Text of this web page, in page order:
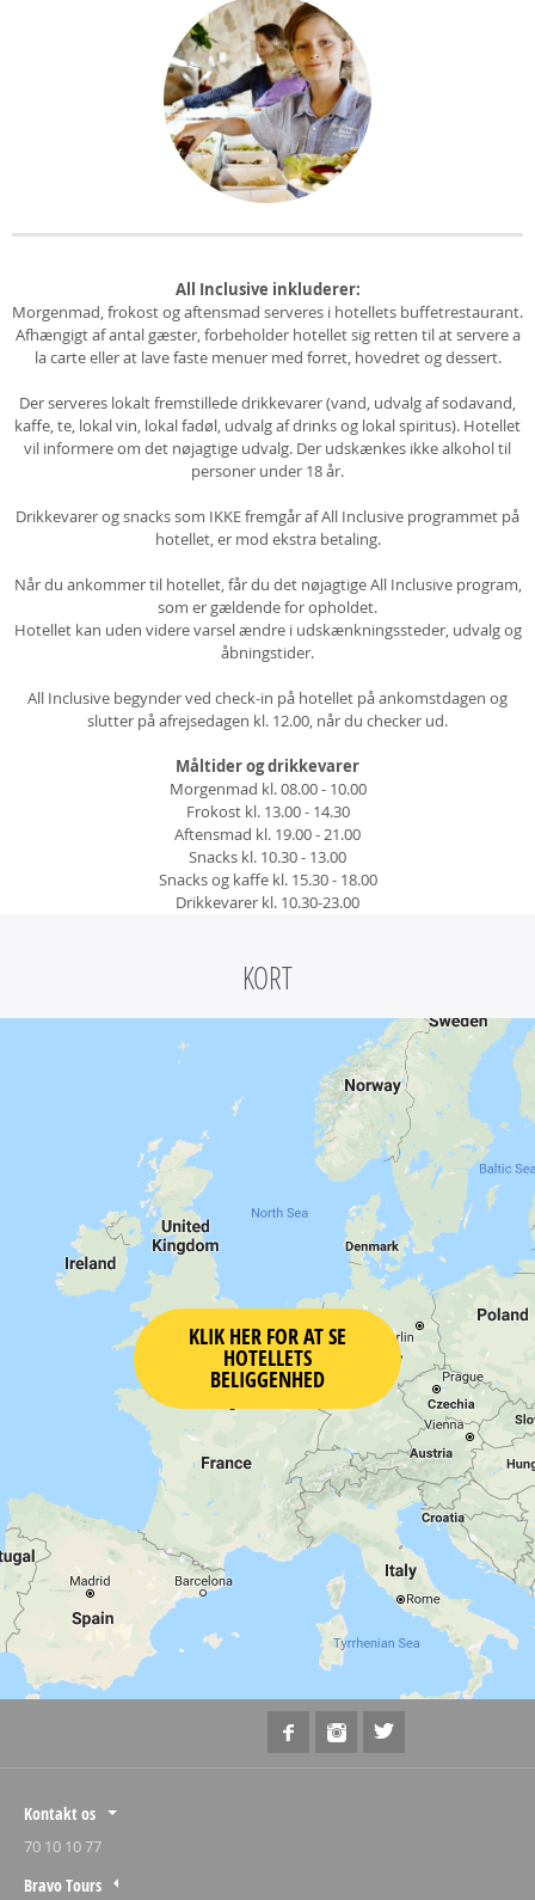
All Inclusive inkluderer:
Morgenmad, frokost og aftensmad serveres i hotellets buffetrestaurant.
Afhængigt af antal gæster, forbeholder hotellet sig retten til at servere a
la carte eller at lave faste menuer med forret, hovedret og dessert.
Der serveres lokalt fremstillede drikkevarer (vand, udvalg af sodavand,
kaffe, te, lokal vin, lokal fadøl, udvalg af drinks og lokal spiritus). Hotellet
vil informere om det nøjagtige udvalg. Der udskænkes ikke alkohol til
personer under 18 år.
Drikkevarer og snacks som IKKE fremgår af All Inclusive programmet på
hotellet, er mod ekstra betaling.
Når du ankommer til hotellet, får du det nøjagtige All Inclusive program,
som er gældende for opholdet.
Hotellet kan uden videre varsel ændre i udskænkningssteder, udvalg og
åbningstider.
All Inclusive begynder ved check-in på hotellet på ankomstdagen og
slutter på afrejsedagen kl. 12.00, når du checker ud.
Måltider og drikkevarer
Morgenmad kl. 08.00 - 10.00
Frokost kl. 13.00 - 14.30
Aftensmad kl. 19.00 - 21.00
Snacks kl. 10.30 - 13.00
Snacks og kaffe kl. 15.30 - 18.00
Drikkevarer kl. 10.30-23.00
KORT
KLIK HER FOR AT SE
HOTELLETS
BELIGGENHED
Kontakt os
70 10 10 77
Bravo Tours